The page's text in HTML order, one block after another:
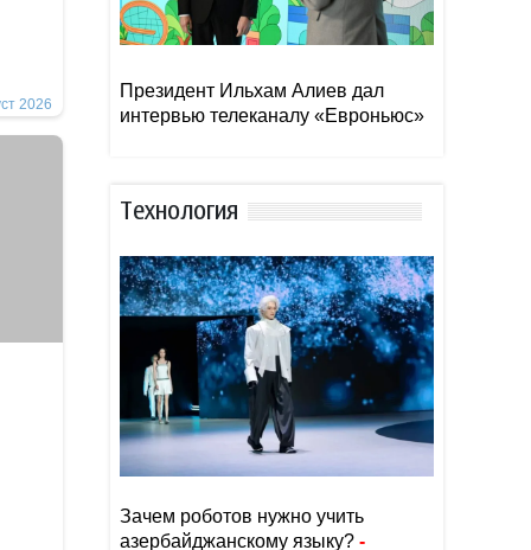
2026
Президент Ильхам Алиев дал
интервью телеканалу «Евроньюс»
Тexнoлoгия
Зачем роботов нужно учить
азербайджанскому языку? -